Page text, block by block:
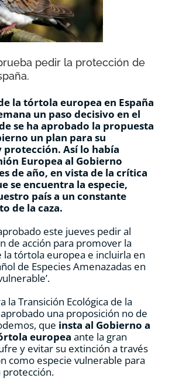
pedir la protección de
la tórtola europea en España
un paso decisivo en el
se ha aprobado la propuesta
un plan para su
Así lo había
Europea al Gobierno
de año, en vista de la crítica
se encuentra la especie,
país a un constante
de la caza.
este jueves pedir al
de acción para promover la
la tórtola europea e incluirla en
de Especies Amenazadas en
la Transición Ecológica de la
una proposición no de
que insta al Gobierno a
europea ante la gran
y evitar su extinción a través
como especie vulnerable para
protección.